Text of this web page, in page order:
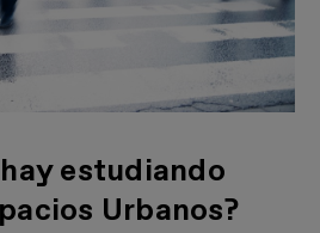
estudiando
Urbanos?